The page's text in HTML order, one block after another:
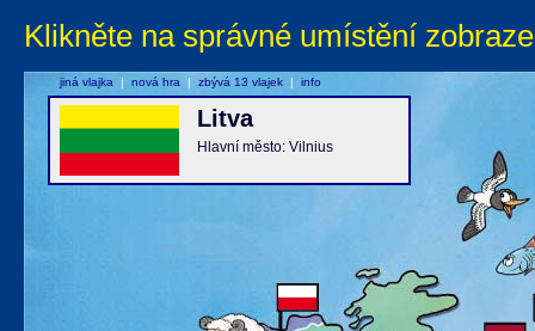
Klikněte na správné umístění
Litva
Hlavní město: Vilnius
jiná vlajka | nová hra | zbývá 13 vlajek | info